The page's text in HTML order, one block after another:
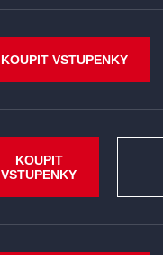
KOUPIT VSTUPENKY
KOUPIT
VSTUPENKY